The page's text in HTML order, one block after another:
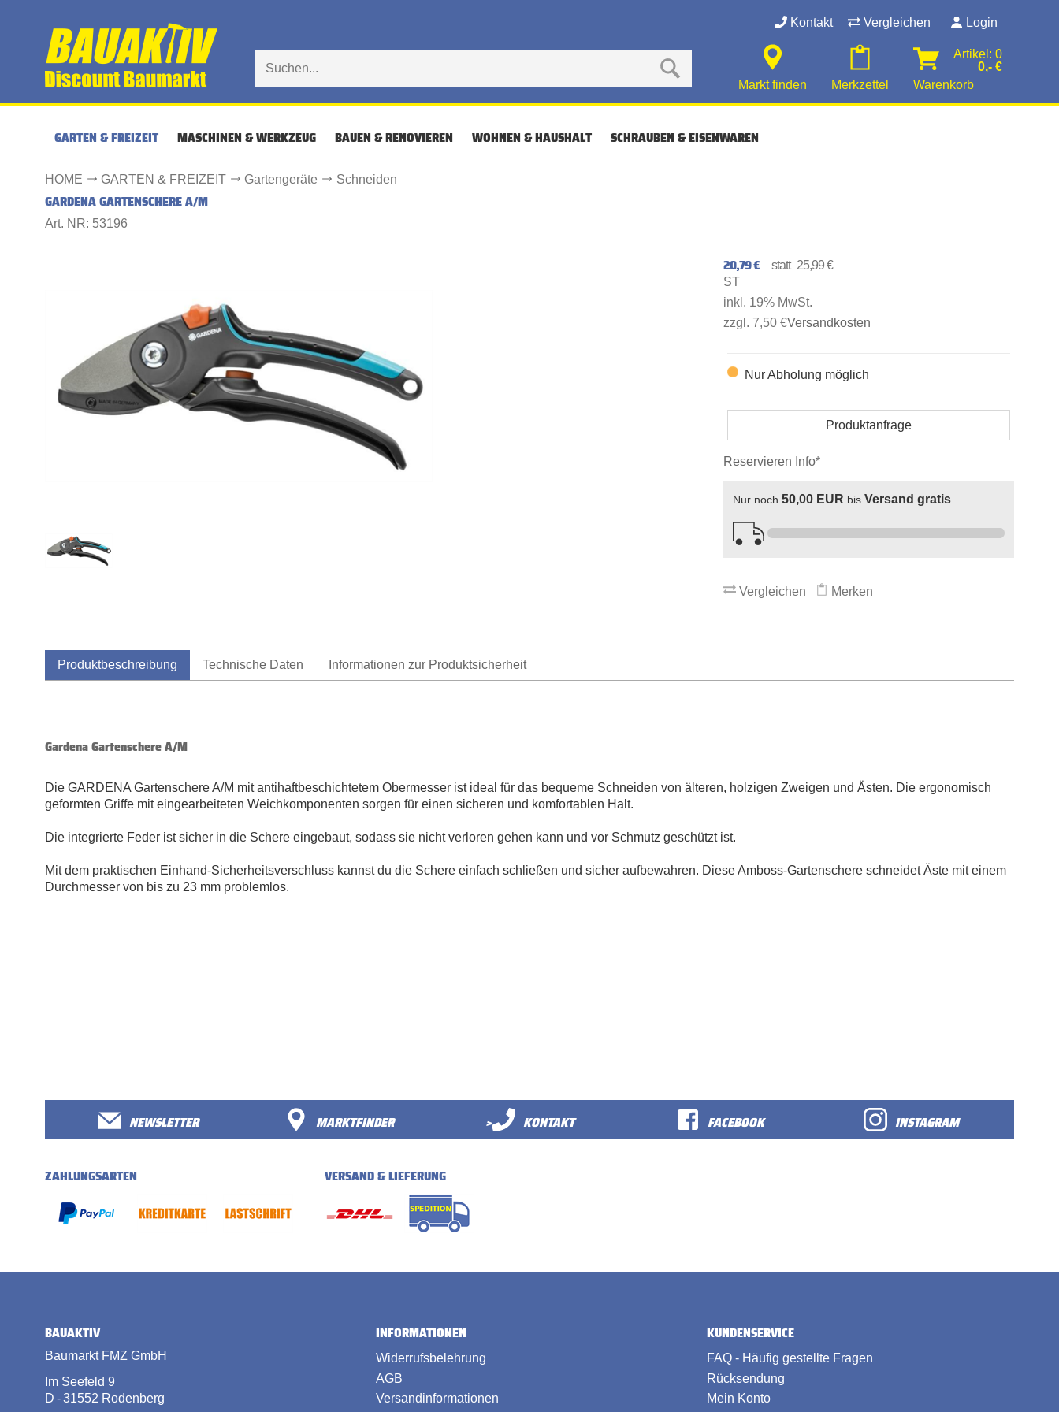
Kontakt Vergleichen Login
Markt finden Merkzettel
Artikel: 0
0,- €
Warenkorb
GARTEN & FREIZEIT MASCHINEN & WERKZEUG BAUEN & RENOVIEREN WOHNEN & HAUSHALT SCHRAUBEN & EISENWAREN
HOME GARTEN & FREIZEIT Gartengeräte Schneiden
GARDENA GARTENSCHERE A/M
Art. NR: 53196
25,99 €
20,79 €
ST
inkl. 19% MwSt.
zzgl. 7,50 €Versandkosten
Nur Abholung möglich
Produktanfrage
Reservieren Info*
Nur noch 50,00 EUR bis Versand gratis
Vergleichen Merken
Produktbeschreibung Technische Daten Informationen zur Produktsicherheit
Gardena Gartenschere A/M
Die GARDENA Gartenschere A/M mit antihaftbeschichtetem Obermesser ist ideal für das bequeme Schneiden von älteren, holzigen Zweigen und Ästen. Die ergonomisch
geformten Griffe mit eingearbeiteten Weichkomponenten sorgen für einen sicheren und komfortablen Halt.
Die integrierte Feder ist sicher in die Schere eingebaut, sodass sie nicht verloren gehen kann und vor Schmutz geschützt ist.
Mit dem praktischen Einhand-Sicherheitsverschluss kannst du die Schere einfach schließen und sicher aufbewahren. Diese Amboss-Gartenschere schneidet Äste mit einem
Durchmesser von bis zu 23 mm problemlos.
NEWSLETTER MARKTFINDER > KONTAKT FACEBOOK INSTAGRAM
ZAHLUNGSARTEN VERSAND & LIEFERUNG
BAUAKTIV
Baumarkt FMZ GmbH
Im Seefeld 9
D - 31552 Rodenberg
INFORMATIONEN
Widerrufsbelehrung
AGB
Versandinformationen
KUNDENSERVICE
FAQ - Häufig gestellte Fragen
Rücksendung
Mein Konto